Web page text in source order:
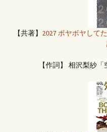
【共著】 2027 ボヤボヤして
【作詞】 相沢梨紗